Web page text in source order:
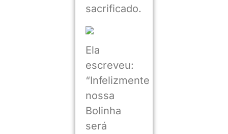
sacrificado.
Ela
escreveu:
“Infelizmente
nossa
Bolinha
será